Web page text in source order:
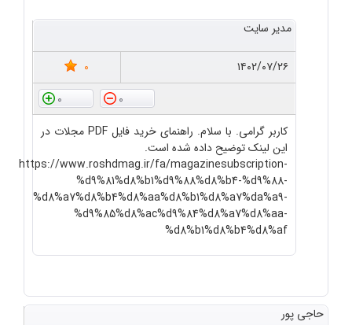
مدیر سایت
۱۴۰۲/۰۷/۲۶
0
0
0
کاربر گرامی. با سلام. راهنمای خرید فایل PDF مجلات در
این لینک توضیح داده شده است.
https://www.roshdmag.ir/fa/magazinesubscription-
%d9%81%d8%b1%d9%88%d8%b4-%d9%88-
%d8%a7%d8%b4%d8%aa%d8%b1%d8%a7%da%a9-
%d9%85%d8%ac%d9%84%d8%a7%d8%aa-
%d8%b1%d8%b4%d8%af
حاجی پور